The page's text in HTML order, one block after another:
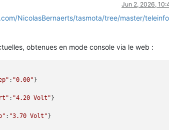
Jun 2, 2026,
NicolasBernaerts/tasmota/tree/master/
obtenues en mode console via le web :
: "0.00" }
: "4.20 Volt" }
: "3.70 Volt" }